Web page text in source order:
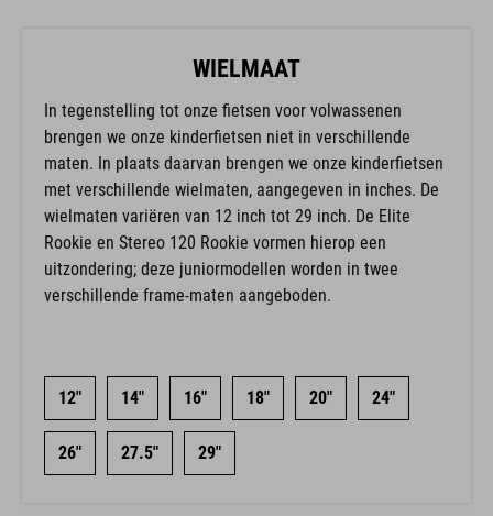
WIELMAAT
In tegenstelling tot onze fietsen voor volwassenen
brengen we onze kinderfietsen niet in verschillende
maten. In plaats daarvan brengen we onze kinderfietsen
met verschillende wielmaten, aangegeven in inches. De
wielmaten variëren van 12 inch tot 29 inch. De Elite
Rookie en Stereo 120 Rookie vormen hierop een
uitzondering; deze juniormodellen worden in twee
verschillende frame-maten aangeboden.
12" 14" 16" 18" 20" 24"
26" 27.5" 29"